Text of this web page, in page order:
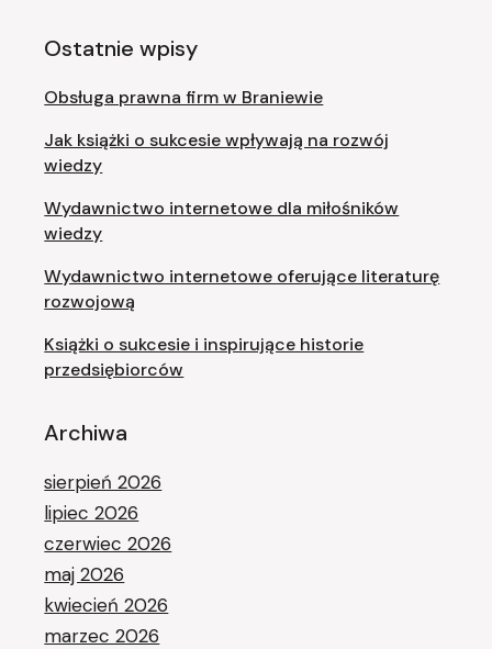
Ostatnie wpisy
Obsługa prawna firm w Braniewie
Jak książki o sukcesie wpływają na rozwój
wiedzy
Wydawnictwo internetowe dla miłośników
wiedzy
Wydawnictwo internetowe oferujące literaturę
rozwojową
Książki o sukcesie i inspirujące historie
przedsiębiorców
Archiwa
sierpień 2026
lipiec 2026
czerwiec 2026
maj 2026
kwiecień 2026
marzec 2026